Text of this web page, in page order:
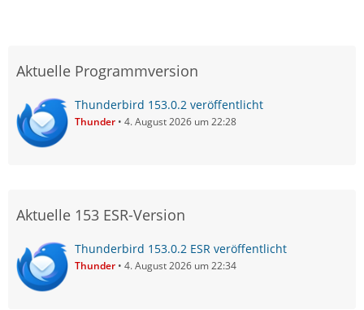
Aktuelle Programmversion
Thunderbird 153.0.2 veröffentlicht
Thunder 4. August 2026 um 22:28
Aktuelle 153 ESR-Version
Thunderbird 153.0.2 ESR veröffentlicht
Thunder 4. August 2026 um 22:34